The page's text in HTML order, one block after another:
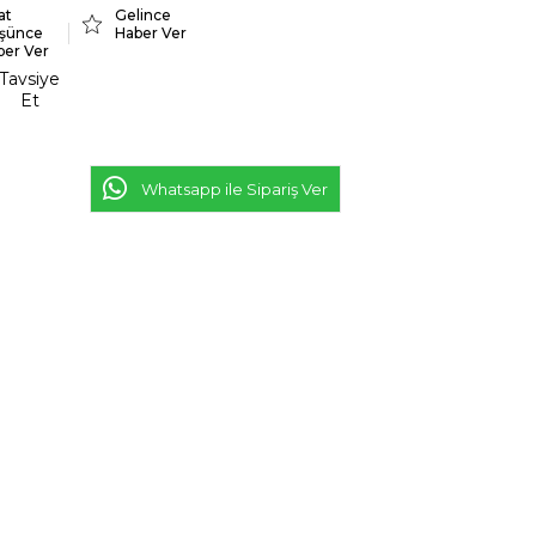
Ver
Gelince
Haber Ver
Tavsiye
Et
Whatsapp ile Sipariş Ver